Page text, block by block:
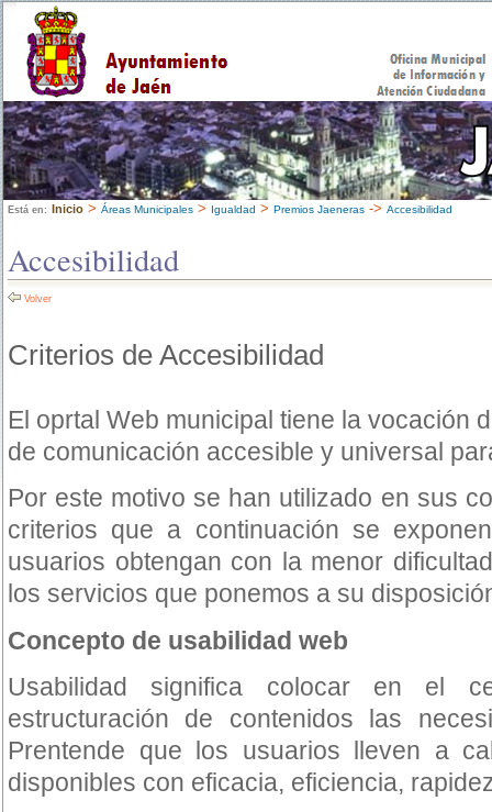
Está en: Inicio > Áreas Municipales > Igualdad > Premios Jaeneras -> Accesibilidad
Accesibilidad
Volver
Criterios de Accesibilidad
El oprtal Web municipal tiene la vocación
de comunicación accesible y universal
Por este motivo se han utilizado en sus
criterios que a continuación se
usuarios obtengan con la menor
los servicios que ponemos a su
Concepto de usabilidad web
Usabilidad significa colocar en el
estructuración de contenidos las
Prentende que los usuarios lleven a
disponibles con eficacia, eficiencia,